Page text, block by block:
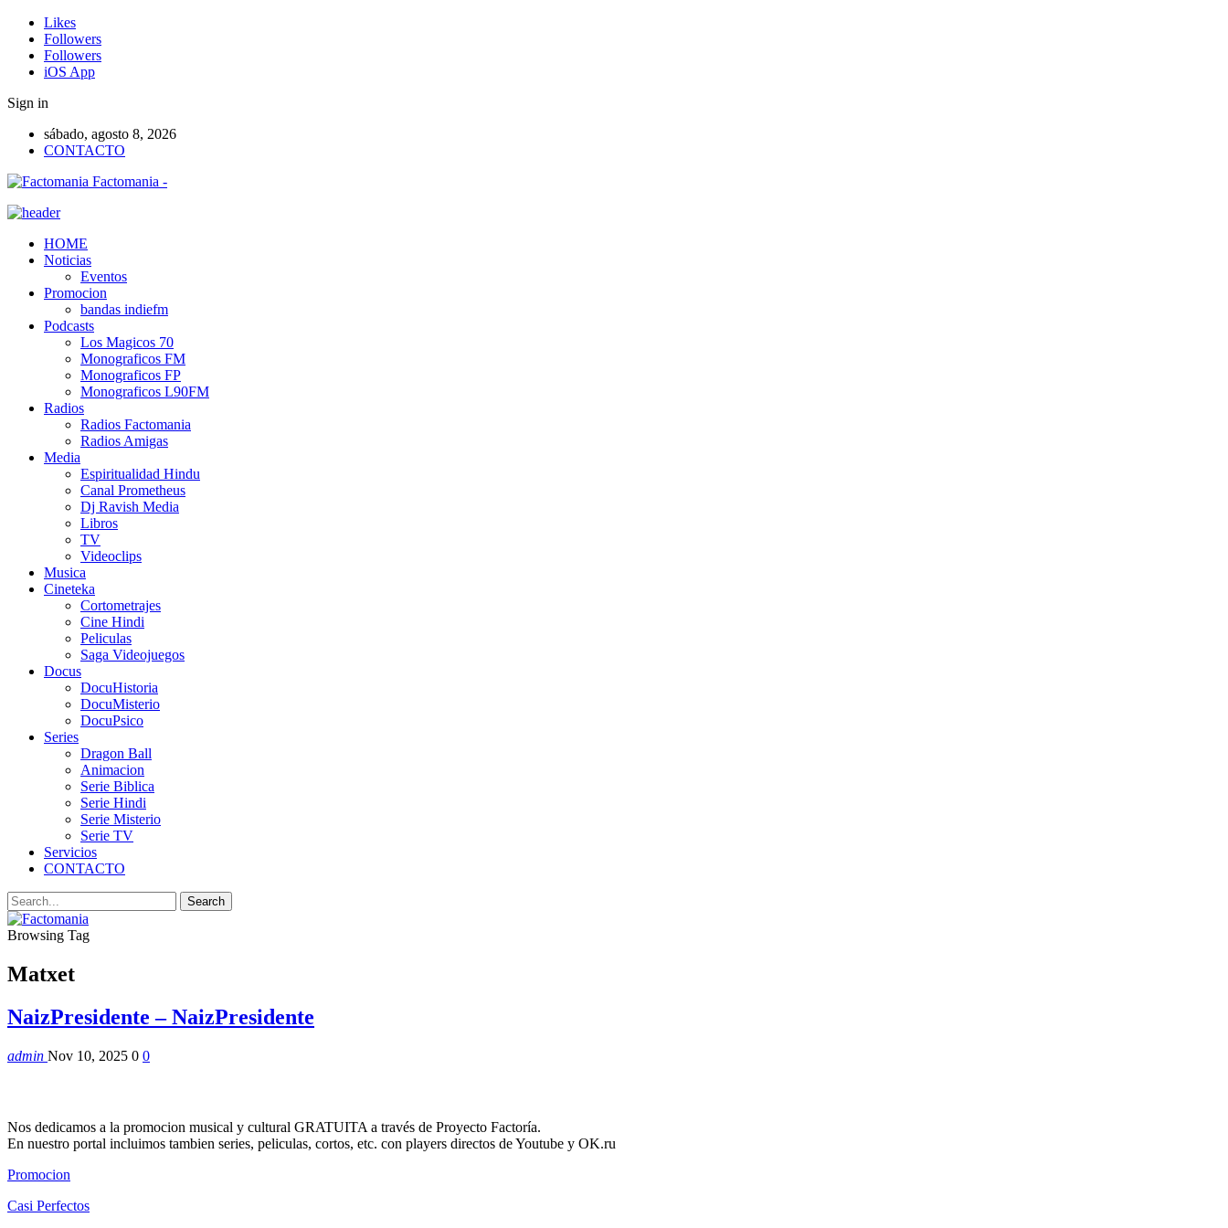
Likes
Followers
Followers
iOS App
Sign in
sábado, agosto 8, 2026
CONTACTO
Factomania -
HOME
Noticias
Eventos
Promocion
bandas indiefm
Podcasts
Los Magicos 70
Monograficos FM
Monograficos FP
Monograficos L90FM
Radios
Radios Factomania
Radios Amigas
Media
Espiritualidad Hindu
Canal Prometheus
Dj Ravish Media
Libros
TV
Videoclips
Musica
Cineteka
Cortometrajes
Cine Hindi
Peliculas
Saga Videojuegos
Docus
DocuHistoria
DocuMisterio
DocuPsico
Series
Dragon Ball
Animacion
Serie Biblica
Serie Hindi
Serie Misterio
Serie TV
Servicios
CONTACTO
Browsing Tag
Matxet
NaizPresidente – NaizPresidente
admin Nov 10, 2025 0 0
Nos dedicamos a la promocion musical y cultural GRATUITA a través de Proyecto Factoría.
En nuestro portal incluimos tambien series, peliculas, cortos, etc. con players directos de Youtube y OK.ru
Promocion
Casi Perfectos